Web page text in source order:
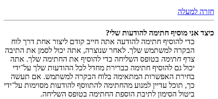
חזרה למעלה
כיצד אני מוסיף חתימה להודעות שלי?
כדי להוסיף חתימה להודעה אתה חייב קודם ליצור אחת דרך לוח
הבקרה למשתמש שלך. לאחר שנוצרה, אתה יכול לסמן את התיבה
צרף חתימה בטופס השליחה כדי להוסיף את החתימה שלך. אתה
יכול גם להוסיף חתימה כברירת מחדל לכל ההודעות שלך על־ידי
בחירת האפשרות המתאימה בלוח הבקרה למשתמש. אם תעשה
כך, תוכל עדיין למנוע מהחתימה להתווסף להודעות מסוימות על־ידי
ביטול הסימון לתיבת הוספת החתימה בטופס השליחה.